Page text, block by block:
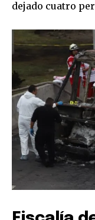
dejado cuatro